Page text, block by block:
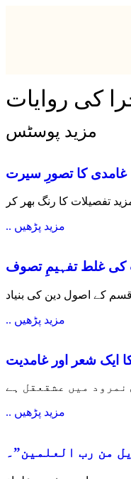
کی روایات
مزید پوسٹس
غامدی کا تصورِ سیرت
تفصیلات کا رنگ بھر کر
.. مزید پڑھیں
غلط تفہیمِ تصوف
کے اصول دین کی بنیاد
.. مزید پڑھیں
کا ایک شعر اور غامدیت
میں عشقعقل ہے
.. مزید پڑھیں
من رب العلمین”۔